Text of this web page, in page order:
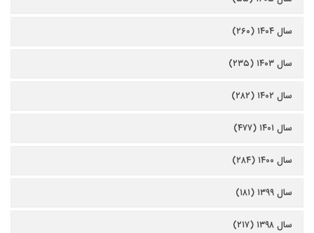
سال ۱۴۰۴ (۲۶۰)
سال ۱۴۰۳ (۲۳۵)
سال ۱۴۰۲ (۲۸۲)
سال ۱۴۰۱ (۴۷۷)
سال ۱۴۰۰ (۲۸۴)
سال ۱۳۹۹ (۱۸۱)
سال ۱۳۹۸ (۲۱۷)